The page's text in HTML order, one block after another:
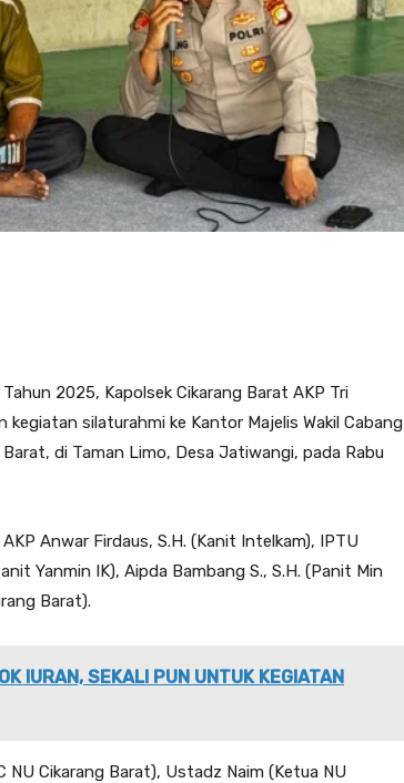
2025, Kapolsek Cikarang Barat AKP Tri
kegiatan silaturahmi ke Kantor Majelis Wakil Cabang
Barat, di Taman Limo, Desa Jatiwangi, pada Rabu
Anwar Firdaus, S.H. (Kanit Intelkam), IPTU
Yanmin IK), Aipda Bambang S., S.H. (Panit Min
Barat).
IURAN, SEKALI PUN UNTUK KEGIATAN
NU Cikarang Barat), Ustadz Naim (Ketua NU